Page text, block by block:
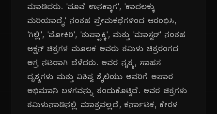
ಮಾಡಿದರು. 'ಪೂವೆ ಉನಕ್ಕಾಗ', 'ಕಾದಲಕ್ಕು
ಮರಿಯಾದೈ' ನಂತಹ ಪ್ರೇಮಕಥೆಗಳಿಂದ ಆರಂಭಿಸಿ,
'ಗಿಲ್ಲಿ', 'ಪೋಕಿರಿ', 'ತುಪ್ಪಾಕ್ಕಿ', ಮತ್ತು 'ಮಾಸ್ಟರ್' ನಂತಹ
ಆಕ್ಷನ್ ಚಿತ್ರಗಳ ಮೂಲಕ ಅವರು ತಮಿಳು ಚಿತ್ರರಂಗದ
ಅಗ್ರ ನಟರಾಗಿ ಬೆಳೆದರು. ಅವರ ನೃತ್ಯ, ಸಾಹಸ
ದೃಶ್ಯಗಳು ಮತ್ತು ವಿಶಿಷ್ಟ ಶೈಲಿಯು ಅವರಿಗೆ ಅಪಾರ
ಅಭಿಮಾನಿ ಬಳಗವನ್ನು ತಂದುಕೊಟ್ಟಿದೆ. ಅವರ ಚಿತ್ರಗಳು
ತಮಿಳುನಾಡಿನಲ್ಲಿ ಮಾತ್ರವಲ್ಲದೆ, ಕರ್ನಾಟಕ, ಕೇರಳ